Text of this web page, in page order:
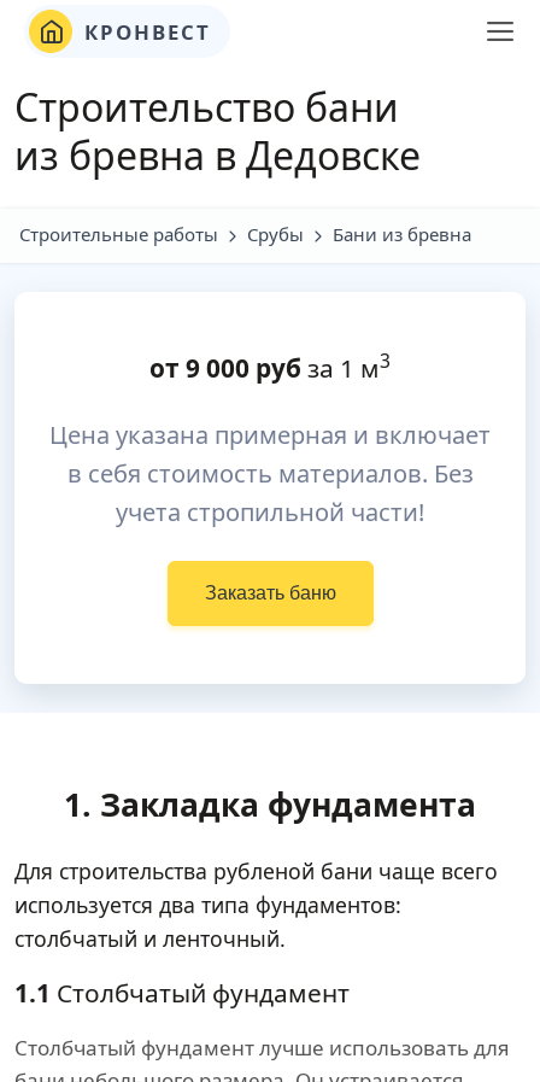
КРОНВЕСТ
Строительство бани
из бревна в Дедовске
Строительные работы Срубы Бани из бревна
от 9 000 руб за 1 м3
Цена указана примерная и включает
в себя стоимость материалов. Без
учета стропильной части!
Заказать баню
1. Закладка фундамента
Для строительства рубленой бани чаще всего
используется два типа фундаментов:
столбчатый и ленточный.
1.1 Столбчатый фундамент
Столбчатый фундамент лучше использовать для